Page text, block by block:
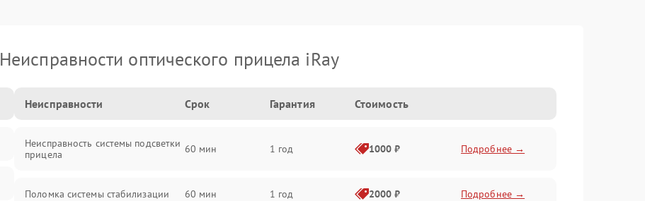
Неисправности оптического прицела iRay
Неисправности Срок Гарантия Стоимость
Неисправность системы подсветки
прицела
60 мин 1 год 1000 ₽ Подробнее →
Поломка системы стабилизации 60 мин 1 год 2000 ₽ Подробнее →